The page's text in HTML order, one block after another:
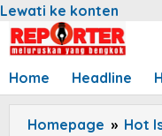
Lewati ke konten
Home Headline
Homepage » Hot